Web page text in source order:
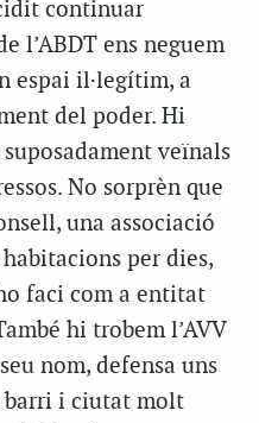
continuar
l’ABDT ens neguem
espai il·legítim, a
del poder. Hi
veïnals
No sorprèn que
una associació
per dies,
faci com a entitat
hi trobem l’AVV
nom, defensa uns
barri i ciutat molt